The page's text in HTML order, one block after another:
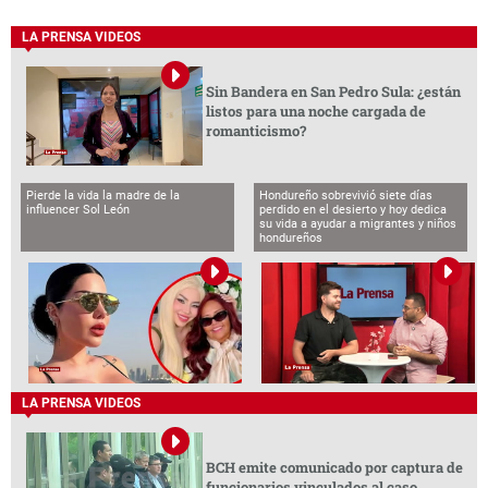
LA PRENSA VIDEOS
Sin Bandera en San Pedro Sula: ¿están
listos para una noche cargada de
romanticismo?
Pierde la vida la madre de la
influencer Sol León
Hondureño sobrevivió siete días
perdido en el desierto y hoy dedica
su vida a ayudar a migrantes y niños
hondureños
LA PRENSA VIDEOS
BCH emite comunicado por captura de